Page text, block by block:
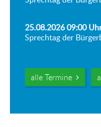
25.08.2026 09:00
Sprechtag der
alle Termine